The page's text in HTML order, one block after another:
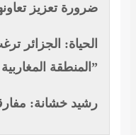
ضرورة تعزيز
الحياة: الجزائر
المنطقة المغاربية من تهديدات “القاعدة”
رشيد خشانة: